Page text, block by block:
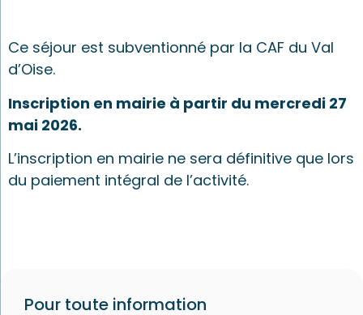
Ce séjour est subventionné par la CAF du Val
d’Oise.
Inscription en mairie à partir du mercredi 27
mai 2026.
L’inscription en mairie ne sera définitive que lors
du paiement intégral de l’activité.
Pour toute information